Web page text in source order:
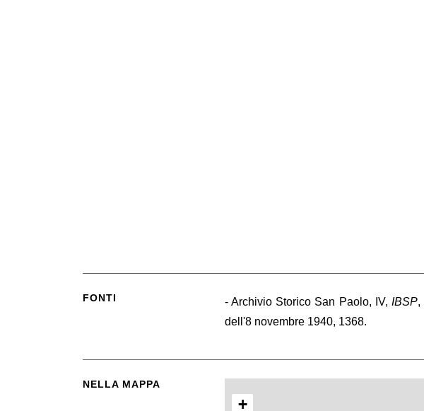
FONTI - Archivio Storico San Paolo, IV,IBSP,
dell'8 novembre 1940, 1368.
NELLA MAPPA
+